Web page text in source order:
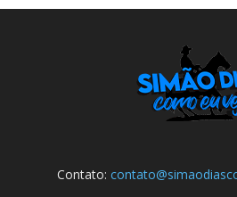
Contato: